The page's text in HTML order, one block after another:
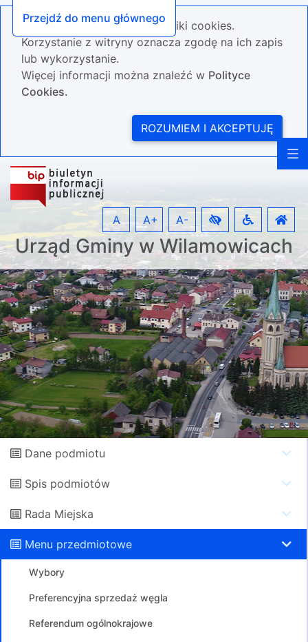
Przejdź do menu głównego
Nasza strona wykorzystuje pliki cookies.
Korzystanie z witryny oznacza zgodę na ich zapis
lub wykorzystanie.
Więcej informacji można znaleźć w Polityce
Cookies.
ROZUMIEM I AKCEPTUJĘ
Urząd Gminy w Wilamowicach
A A+ A-
Dane podmiotu
Spis podmiotów
Rada Miejska
Menu przedmiotowe
Wybory
Preferencyjna sprzedaż węgla
Referendum ogólnokrajowe